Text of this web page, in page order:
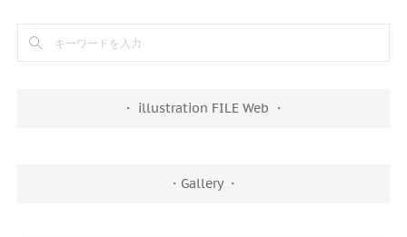
・ illustration FILE Web ・
・Gallery ・